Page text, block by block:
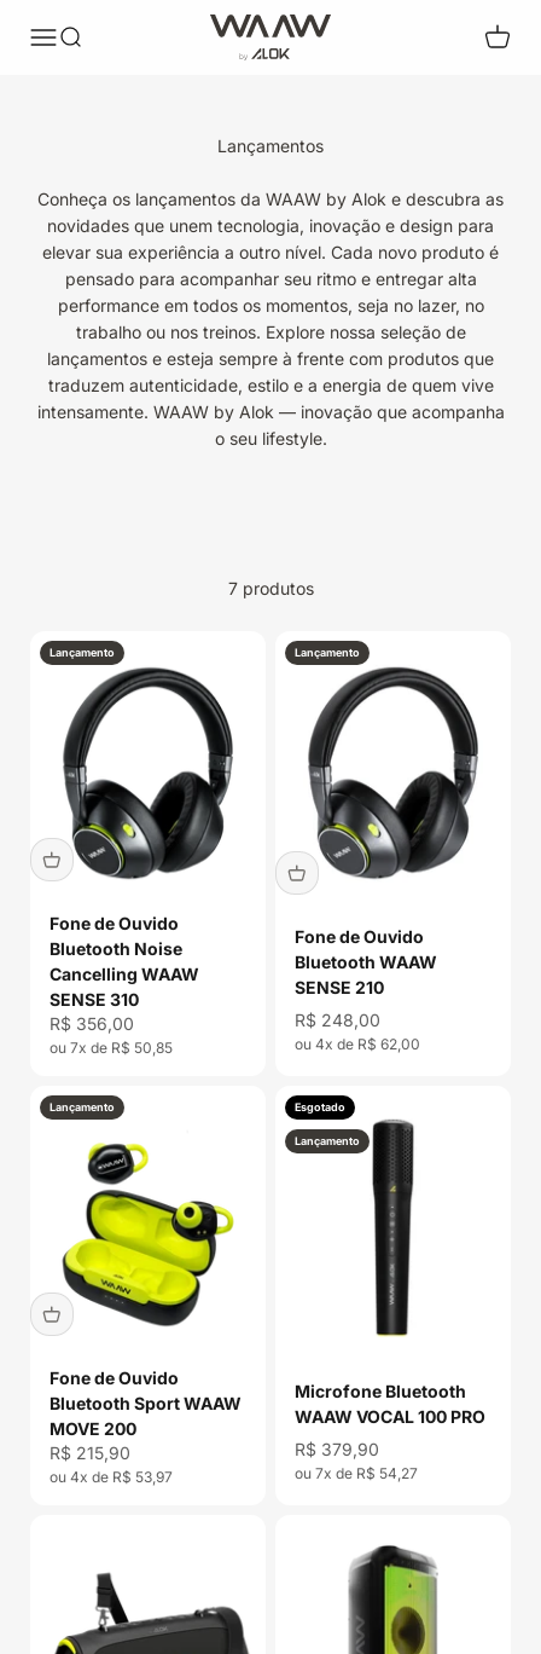
Abrir menu de navegação
Abrir pesquisa WAAW by Alok Abrir
Lançamentos
Conheça os lançamentos da WAAW by Alok e descubra as
novidades que unem tecnologia, inovação e design para
elevar sua experiência a outro nível. Cada novo produto é
pensado para acompanhar seu ritmo e entregar alta
performance em todos os momentos, seja no lazer, no
trabalho ou nos treinos. Explore nossa seleção de
lançamentos e esteja sempre à frente com produtos que
traduzem autenticidade, estilo e a energia de quem vive
intensamente. WAAW by Alok — inovação que acompanha
o seu lifestyle.
7 produtos
Lançamento
Fone de Ouvido
Bluetooth Noise
Cancelling WAAW
SENSE 310
Preço promocional
R$ 356,00
ou 7x de R$ 50,85
Lançamento
Fone de Ouvido
Bluetooth WAAW
SENSE 210
Preço promocional
R$ 248,00
ou 4x de R$ 62,00
Lançamento
Fone de Ouvido
Bluetooth Sport WAAW
MOVE 200
Preço promocional
R$ 215,90
ou 4x de R$ 53,97
Esgotado
Lançamento
Microfone Bluetooth
WAAW VOCAL 100 PRO
Preço promocional
R$ 379,90
ou 7x de R$ 54,27